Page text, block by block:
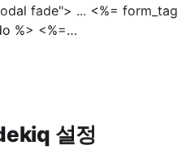
<%=
설정